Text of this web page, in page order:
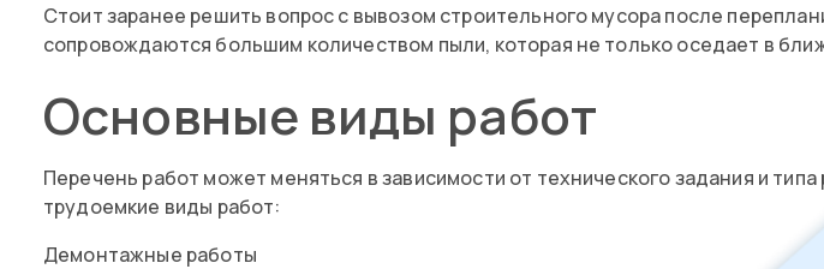
Стоит заранее решить вопрос с вывозом строительного мусора после
сопровождаются большим количеством пыли, которая не только оседает в
Основные виды работ
Перечень работ может меняться в зависимости от технического задания и
трудоемкие виды работ:
Демонтажные работы